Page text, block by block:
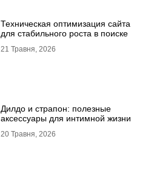
Техническая оптимизация сайта
для стабильного роста в поиске
21 Травня, 2026
Дилдо и страпон: полезные
аксессуары для интимной жизни
20 Травня, 2026